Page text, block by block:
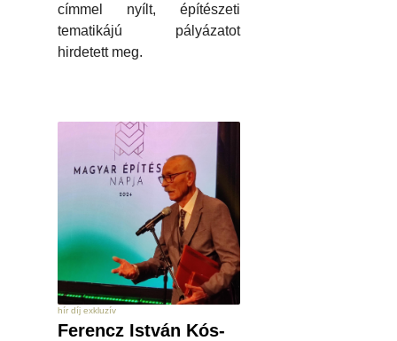
címmel nyílt, építészeti
tematikájú pályázatot
hirdetett meg.
hír díj exkluzív
Ferencz István Kós-